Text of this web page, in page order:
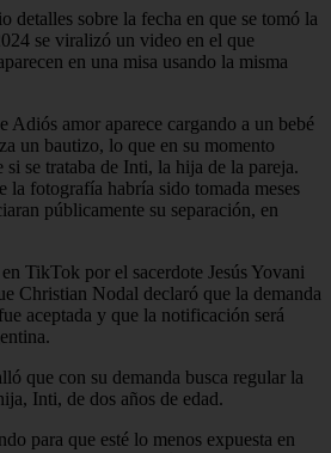
detalles sobre la fecha en que se tomó la
se viralizó un video en el que
en una misa usando la misma
Adiós amor aparece cargando a un bebé
un bautizo, lo que en su momento
si se trataba de Inti, la hija de la pareja.
la fotografía habría sido tomada meses
públicamente su separación, en
TikTok por el sacerdote Jesús Yovani
Christian Nodal declaró que la demanda
aceptada y que la notificación será
que con su demanda busca regular la
Inti, de dos años de edad.
para que esté lo menos expuesta en